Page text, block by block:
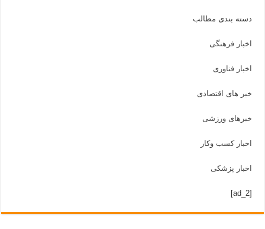
دسته بندی مطالب
اخبار فرهنگی
اخبار فناوری
خبر های اقتصادی
خبرهای ورزشی
اخبار کسب وکار
اخبار پزشکی
[ad_2]